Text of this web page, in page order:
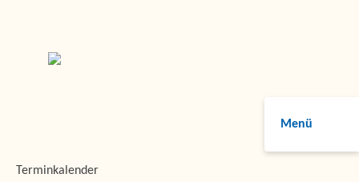
Menü
Terminkalender